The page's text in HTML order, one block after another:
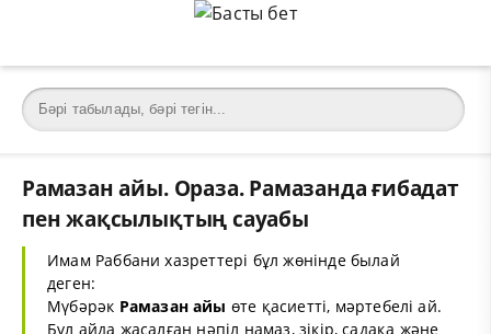
Рамазан айы. Ораза. Рамазанда ғибадат
пен жақсылықтың сауабы
Имам Раббани хазреттері бұл жөнінде былай
деген:
Мүбәрәк Рамазан айы өте қасиетті, мәртебелі ай.
Бұл айда жасалған нәпіл намаз, зікір, садақа және